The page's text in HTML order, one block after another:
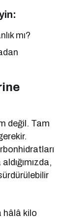
mı?
değil. Tam
hâlâ kilo